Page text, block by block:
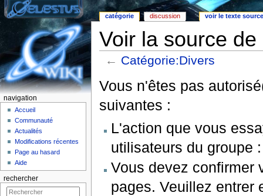
Voir la source
← Catégorie:Divers
Vous n'êtes pas
suivantes :
L'action que vous
utilisateurs du groupe
Vous devez confirmer
pages. Veuillez entrer
catégorie discussion voir le texte source
navigation
Accueil
Communauté
Actualités
Modifications récentes
Page au hasard
Aide
rechercher